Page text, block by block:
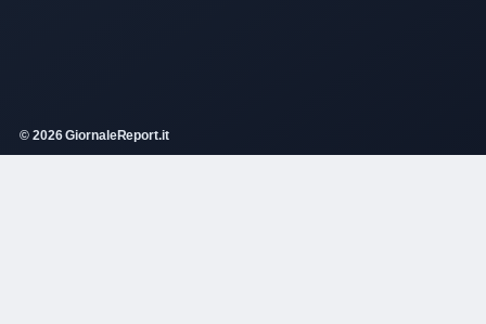
© 2026 GiornaleReport.it